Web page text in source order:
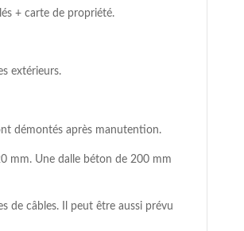
+ carte de propriété.
extérieurs.
démontés après manutention.
mm. Une dalle béton de 200 mm
de câbles. Il peut être aussi prévu